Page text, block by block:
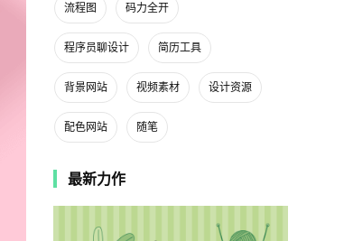
流程图 码力全开
程序员聊设计 简历工具
背景网站 视频素材 设计资源
配色网站 随笔
最新力作